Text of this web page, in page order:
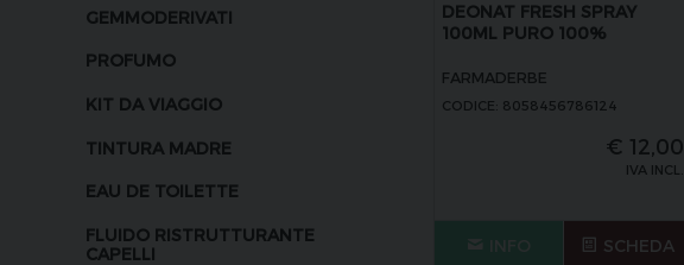
GEMMODERIVATI
PROFUMO
KIT DA VIAGGIO
TINTURA MADRE
EAU DE TOILETTE
FLUIDO RISTRUTTURANTE
CAPELLI
DEONAT FRESH SPRAY
100ML PURO 100%
FARMADERBE
CODICE: 8058456786124
€ 12,00
IVA INCL.
SCHEDA